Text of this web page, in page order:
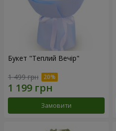
Букет "Теплий Вечір"
1 499 грн
Замовити